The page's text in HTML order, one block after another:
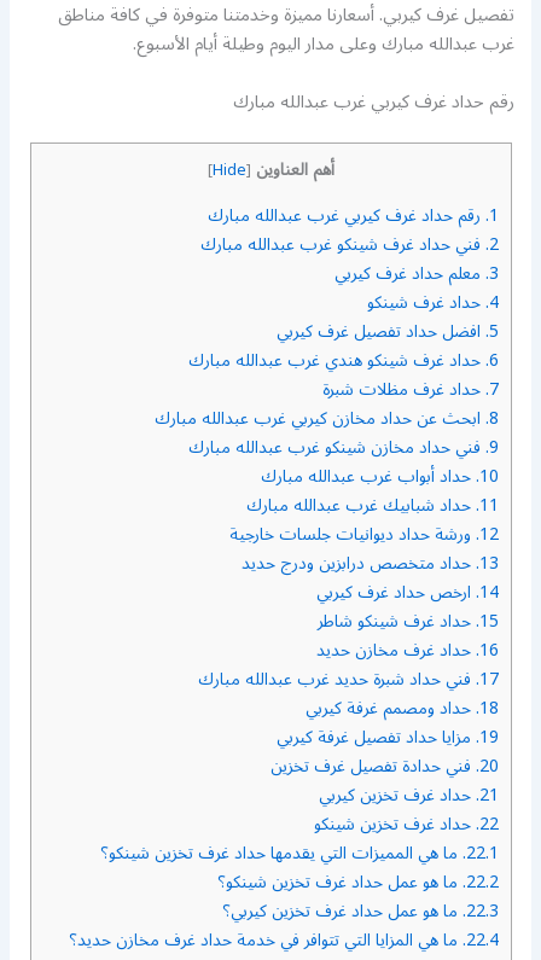
تفصيل غرف كيربي. أسعارنا مميزة وخدمتنا متوفرة في كافة مناطق
غرب عبدالله مبارك وعلى مدار اليوم وطيلة أيام الأسبوع.
رقم حداد غرف كيربي غرب عبدالله مبارك
أهم العناوين [
Hide
]
1. رقم حداد غرف كيربي غرب عبدالله مبارك
2. فني حداد غرف شينكو غرب عبدالله مبارك
3. معلم حداد غرف كيربي
4. حداد غرف شينكو
5. افضل حداد تفصيل غرف كيربي
6. حداد غرف شينكو هندي غرب عبدالله مبارك
7. حداد غرف مظلات شبرة
8. ابحث عن حداد مخازن كيربي غرب عبدالله مبارك
9. فني حداد مخازن شينكو غرب عبدالله مبارك
10. حداد أبواب غرب عبدالله مبارك
11. حداد شبابيك غرب عبدالله مبارك
12. ورشة حداد ديوانيات جلسات خارجية
13. حداد متخصص درابزين ودرج حديد
14. ارخص حداد غرف كيربي
15. حداد غرف شينكو شاطر
16. حداد غرف مخازن حديد
17. فني حداد شبرة حديد غرب عبدالله مبارك
18. حداد ومصمم غرفة كيربي
19. مزايا حداد تفصيل غرفة كيربي
20. فني حدادة تفصيل غرف تخزين
21. حداد غرف تخزين كيربي
22. حداد غرف تخزين شينكو
22.1. ما هي المميزات التي يقدمها حداد غرف تخزين شينكو؟
22.2. ما هو عمل حداد غرف تخزين شينكو؟
22.3. ما هو عمل حداد غرف تخزين كيربي؟
22.4. ما هي المزايا التي تتوافر في خدمة حداد غرف مخازن حديد؟